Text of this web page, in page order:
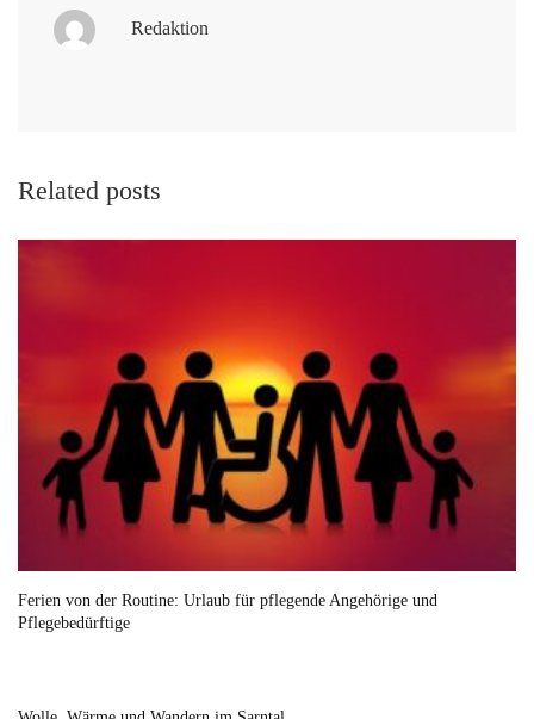
Redaktion
Related posts
Ferien von der Routine: Urlaub für pflegende Angehörige und
Pflegebedürftige